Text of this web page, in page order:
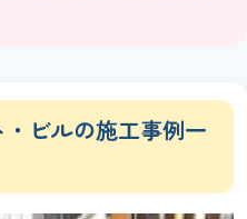
ビルの施工事例一